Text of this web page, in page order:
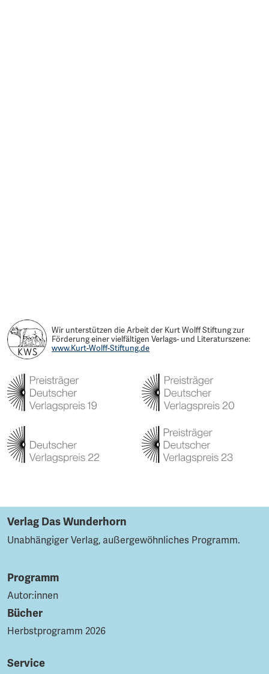
Wir unterstützen die Arbeit der Kurt Wolff Stiftung zur
Förderung einer vielfältigen Verlags- und Literaturszene:
www.Kurt-Wolff-Stiftung.de
Verlag Das Wunderhorn
Unabhängiger Verlag, außergewöhnliches Programm.
Programm
Autor:innen
Bücher
Herbstprogramm 2026
Service